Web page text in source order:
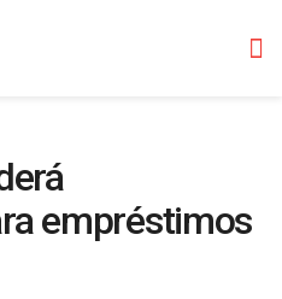
empréstimos